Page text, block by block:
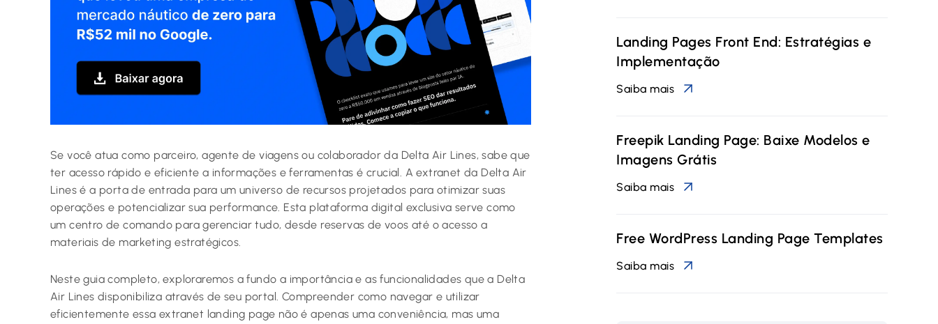
Se você atua como parceiro, agente de viagens ou colaborador da Delta Air Lines, sabe que
ter acesso rápido e eficiente a informações e ferramentas é crucial. A extranet da Delta Air
Lines é a porta de entrada para um universo de recursos projetados para otimizar suas
operações e potencializar sua performance. Esta plataforma digital exclusiva serve como
um centro de comando para gerenciar tudo, desde reservas de voos até o acesso a
materiais de marketing estratégicos.
Neste guia completo, exploraremos a fundo a importância e as funcionalidades que a Delta
Air Lines disponibiliza através de seu portal. Compreender como navegar e utilizar
eficientemente essa extranet landing page não é apenas uma conveniência, mas uma
Landing Pages Front End: Estratégias e
Implementação
Saiba mais
Freepik Landing Page: Baixe Modelos e
Imagens Grátis
Saiba mais
Free WordPress Landing Page Templates
Saiba mais